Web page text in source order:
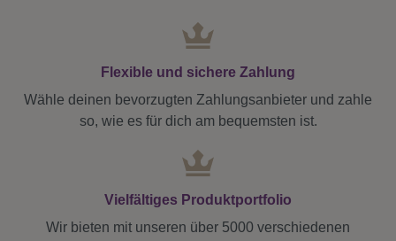
Flexible und sichere Zahlung
Wähle deinen bevorzugten Zahlungsanbieter und zahle
so, wie es für dich am bequemsten ist.
Vielfältiges Produktportfolio
Wir bieten mit unseren über 5000 verschiedenen